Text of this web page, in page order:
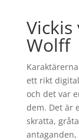
Wolff
ett rikt
och det var
dem. Det är
skratta,